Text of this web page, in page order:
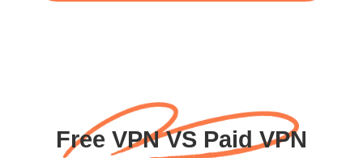
Free VPN VS Paid VPN